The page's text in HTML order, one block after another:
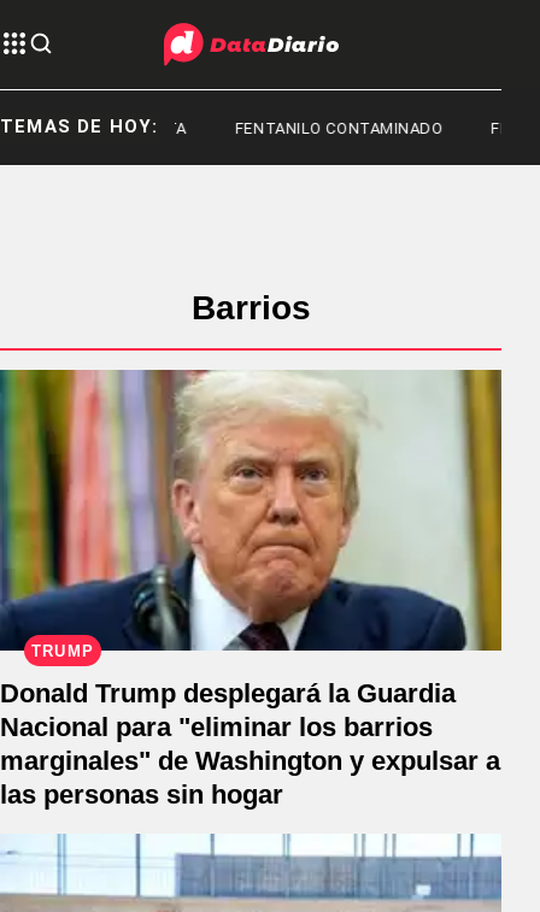
TEMAS DE HOY:
TOYOTA FENTANILO CONTAMINADO
Barrios
TRUMP
Donald Trump desplegará la Guardia
Nacional para "eliminar los barrios
marginales" de Washington y expulsar a
las personas sin hogar